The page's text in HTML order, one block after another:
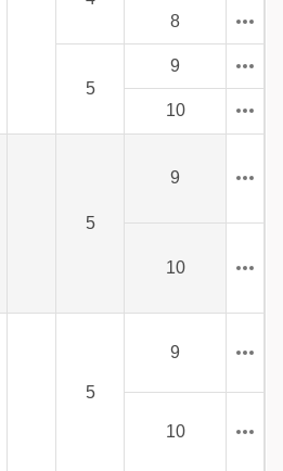
8
5
9
10
5
9
10
5
9
10